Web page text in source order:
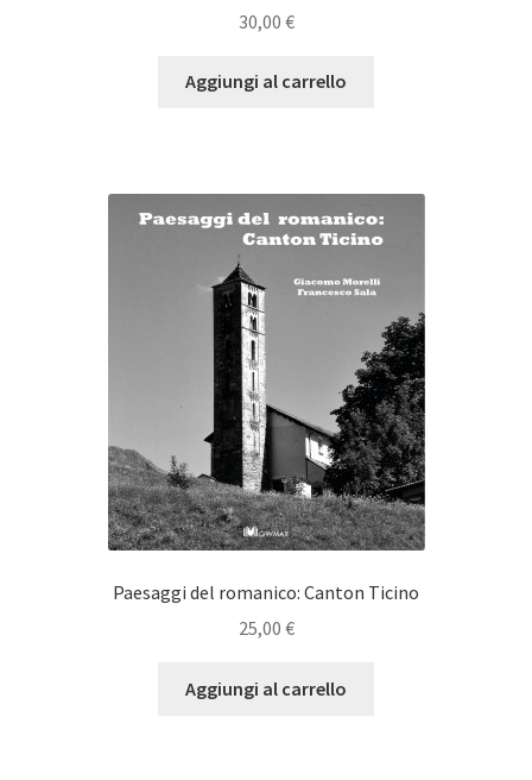
30,00 €
Aggiungi al carrello
Paesaggi del romanico: Canton Ticino
25,00 €
Aggiungi al carrello